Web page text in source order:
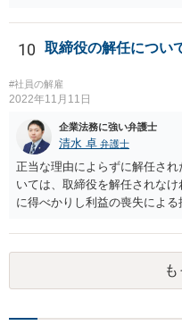
10 取締役の解任につい
#社員の解雇
2022年11月11日
企業法務に強い弁護士
清水 卓 弁護士
正当な理由によらずに解任さ
いては、取締役を解任されな
に得べかりし利益の喪失によ
ます。また、手当等異なる名
じような性質の金員と判断さ
す。 慰謝料や弁護士について
裁判例もありますが、含まれ